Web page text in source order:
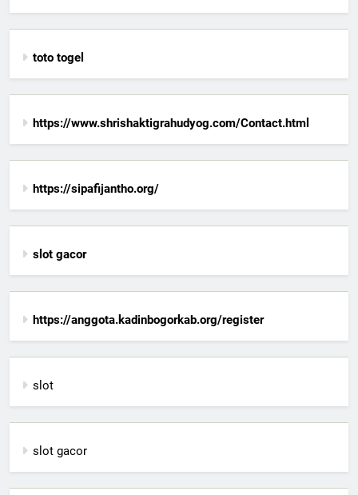
toto togel
https://www.shrishaktigrahudyog.com/Contact.html
https://sipafijantho.org/
slot gacor
https://anggota.kadinbogorkab.org/register
slot
slot gacor